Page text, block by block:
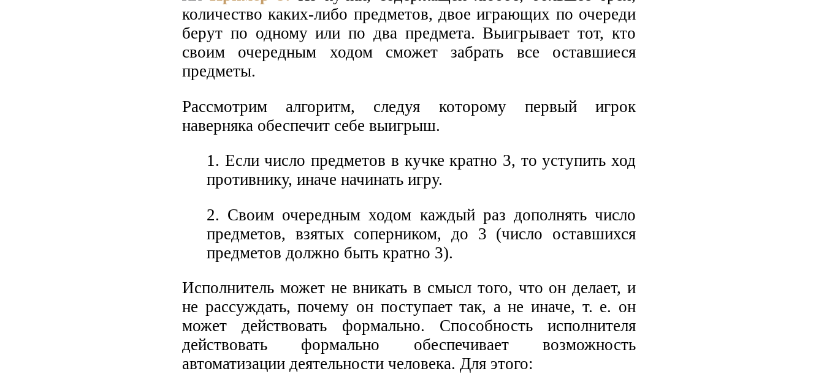
количество каких-либо предметов, двое играющих по очереди
берут по одному или по два предмета. Выигрывает тот, кто
своим очередным ходом сможет забрать все оставшиеся
предметы.
Рассмотрим алгоритм, следуя которому первый игрок
наверняка обеспечит себе выигрыш.
1. Если число предметов в кучке кратно 3, то уступить ход
противнику, иначе начинать игру.
2. Своим очередным ходом каждый раз дополнять число
предметов, взятых соперником, до 3 (число оставшихся
предметов должно быть кратно 3).
Исполнитель может не вникать в смысл того, что он делает, и
не рассуждать, почему он поступает так, а не иначе, т. е. он
может действовать формально. Способность исполнителя
действовать формально обеспечивает возможность
автоматизации деятельности человека. Для этого: